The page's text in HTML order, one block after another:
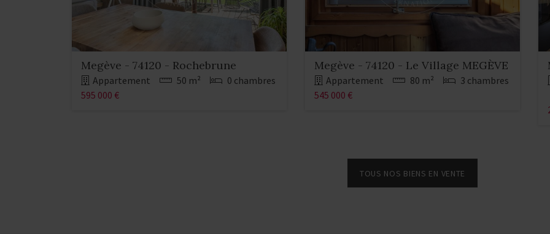
Megève - 74120 - Rochebrune
Appartement 50 m²
0 chambres
595 000 €
Megève - 74120 - Le Village MEGÈVE
Appartement 80 m²
3 chambres
545 000 €
TOUS NOS BIENS EN VENTE